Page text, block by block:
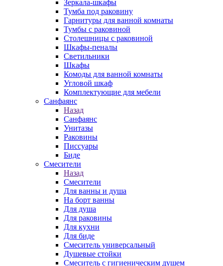
Зеркала-шкафы
Тумба под раковину
Гарнитуры для ванной комнаты
Тумбы с раковиной
Столешницы с раковиной
Шкафы-пеналы
Светильники
Шкафы
Комоды для ванной комнаты
Угловой шкаф
Комплектующие для мебели
Санфаянс
Назад
Санфаянс
Унитазы
Раковины
Писсуары
Биде
Смесители
Назад
Смесители
Для ванны и душа
На борт ванны
Для душа
Для раковины
Для кухни
Для биде
Смеситель универсальный
Душевые стойки
Смеситель с гигиеническим душем